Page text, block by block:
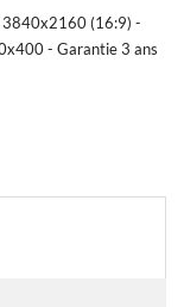
3840x2160 (16:9) -
- Garantie 3 ans